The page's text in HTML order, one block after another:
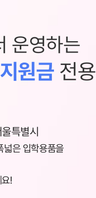
운영하는
원금 전용
특별시
넓은 입학용품을
!